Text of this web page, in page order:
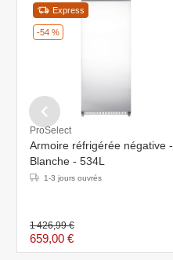
-54 %
Express
ProSelect
Armoire réfrigérée négative -
Blanche - 534L
1-3 jours ouvrés
1 426,99 €
659,00 €